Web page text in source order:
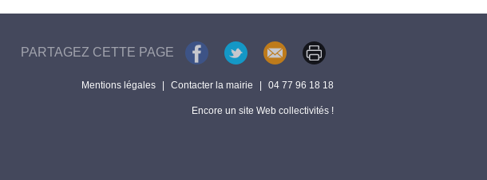
PARTAGEZ CETTE PAGE
Mentions légales Contacter la mairie 04 77 96 18 18
Encore un site Web collectivités !